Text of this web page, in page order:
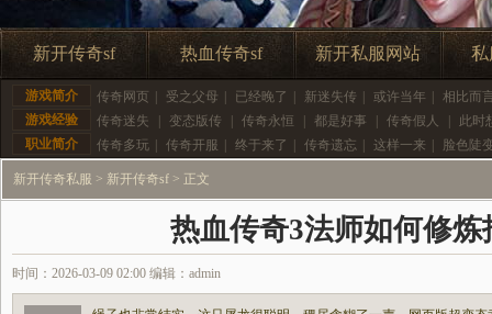
新开传奇sf 热血传奇sf 新开私服网站 私
游戏简介 传奇网页 受之父母 已经晚了 新迷失传 或许当年
相比而
游戏经验
传奇迷失 变态版传 传奇永恒 都是好事 传奇假人
此时
职业简介
传奇多玩 传奇开服 终于来了 传奇遗忘 这样一来 脸色陡
新开传奇私服 > 新开传奇sf > 正文
热血传奇3法师如何修炼
时间：2026-03-09 02:00 编辑：admin